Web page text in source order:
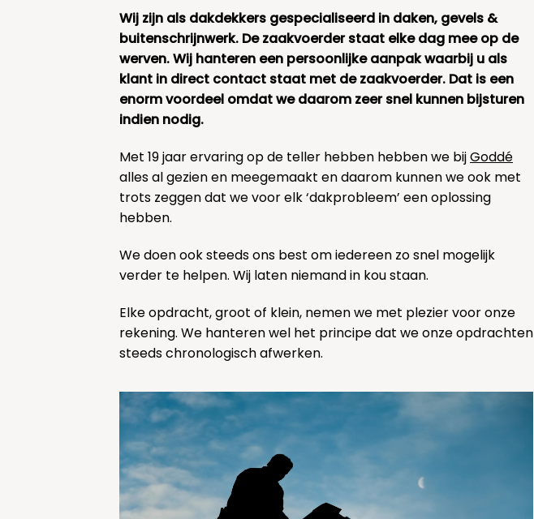
Wij zijn als dakdekkers gespecialiseerd in daken, gevels &
buitenschrijnwerk. De zaakvoerder staat elke dag mee op de
werven. Wij hanteren een persoonlijke aanpak waarbij u als
klant in direct contact staat met de zaakvoerder. Dat is een
enorm voordeel omdat we daarom zeer snel kunnen bijsturen
indien nodig.
Met 19 jaar ervaring op de teller hebben hebben we bijGoddé
alles al gezien en meegemaakt en daarom kunnen we ook met
trots zeggen dat we voor elk ‘dakprobleem’ een oplossing
hebben.
We doen ook steeds ons best om iedereen zo snel mogelijk
verder te helpen. Wij laten niemand in kou staan.
Elke opdracht, groot of klein, nemen we met plezier voor onze
rekening. We hanteren wel het principe dat we onze opdrachten
steeds chronologisch afwerken.